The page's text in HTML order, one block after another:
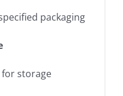
packaging
storage